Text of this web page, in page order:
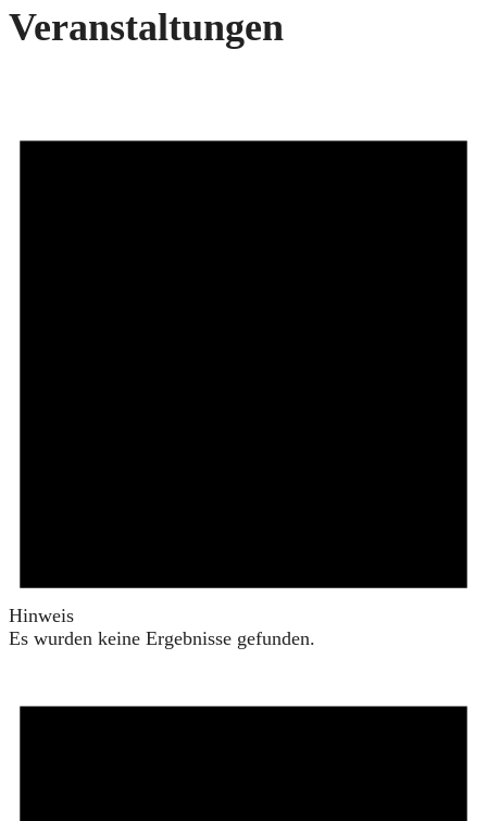
Veranstaltungen
Hinweis
Es wurden keine Ergebnisse gefunden.